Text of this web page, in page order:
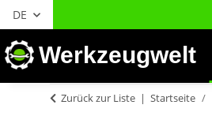
DE
Werkzeugwelt
Zurück zur Liste Startseite